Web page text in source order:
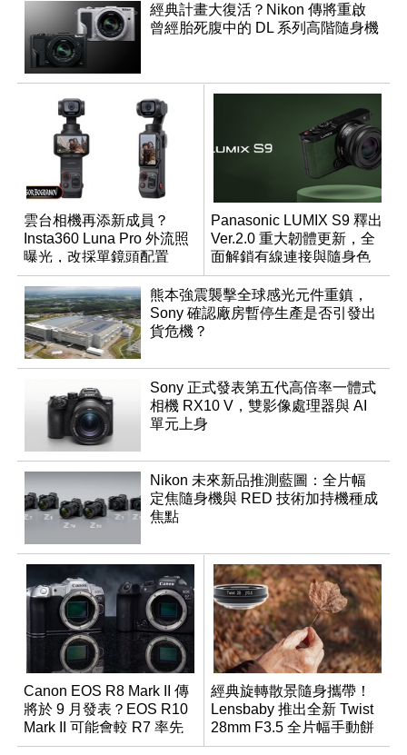
經典計畫大復活？Nikon 傳將重啟
曾經胎死腹中的 DL 系列高階隨身機
雲台相機再添新成員？
Insta360 Luna Pro 外流照
曝光，改採單鏡頭配置
Panasonic LUMIX S9 釋出
Ver.2.0 重大韌體更新，全
面解鎖有線連接與隨身色
調編輯
熊本強震襲擊全球感光元件重鎮，
Sony 確認廠房暫停生產是否引發出
貨危機？
Sony 正式發表第五代高倍率一體式
相機 RX10 V，雙影像處理器與 AI
單元上身
Nikon 未來新品推測藍圖：全片幅
定焦隨身機與 RED 技術加持機種成
焦點
Canon EOS R8 Mark II 傳
將於 9 月發表？EOS R10
Mark II 可能會較 R7 率先
推出
經典旋轉散景隨身攜帶！
Lensbaby 推出全新 Twist
28mm F3.5 全片幅手動餅
乾鏡